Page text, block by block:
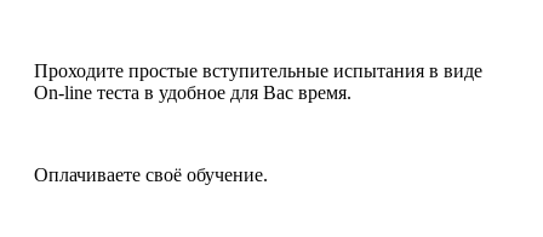
Проходите простые вступительные испытания в виде
On-line теста в удобное для Вас время.
Оплачиваете своё обучение.